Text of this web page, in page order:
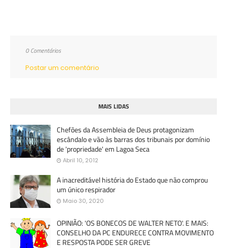
0 Comentários
Postar um comentário
MAIS LIDAS
Chefões da Assembleia de Deus protagonizam
escândalo e vão às barras dos tribunais por domínio
de 'propriedade' em Lagoa Seca
Abril 10, 2012
A inacreditável história do Estado que não comprou
um único respirador
Maio 30, 2020
OPINIÃO: 'OS BONECOS DE WALTER NETO'. E MAIS:
CONSELHO DA PC ENDURECE CONTRA MOVIMENTO
E RESPOSTA PODE SER GREVE